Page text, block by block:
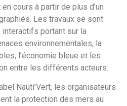
cours à partir de plus d’un
Les travaux se sont
portant sur la
environnementales, la
l’économie bleue et les
entre les différents acteurs.
Nauti’Vert, les organisateurs
la protection des mers au